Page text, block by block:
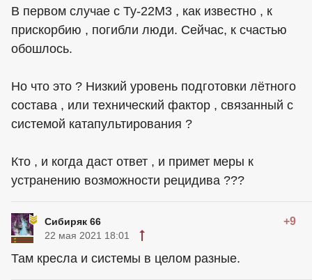
В первом случае с Ту-22М3 , как известно , к
прискорбию , погибли люди. Сейчас, к счастью
обошлось.
Но что это ? Низкий уровень подготовки лётного
состава , или технический фактор , связанный с
системой катапультирования ?
Кто , и когда даст ответ , и примет меры к
устранению возможности рецидива ???
Сибиряк 66 +9
22 мая 2021 18:01
Там кресла и системы в целом разные.